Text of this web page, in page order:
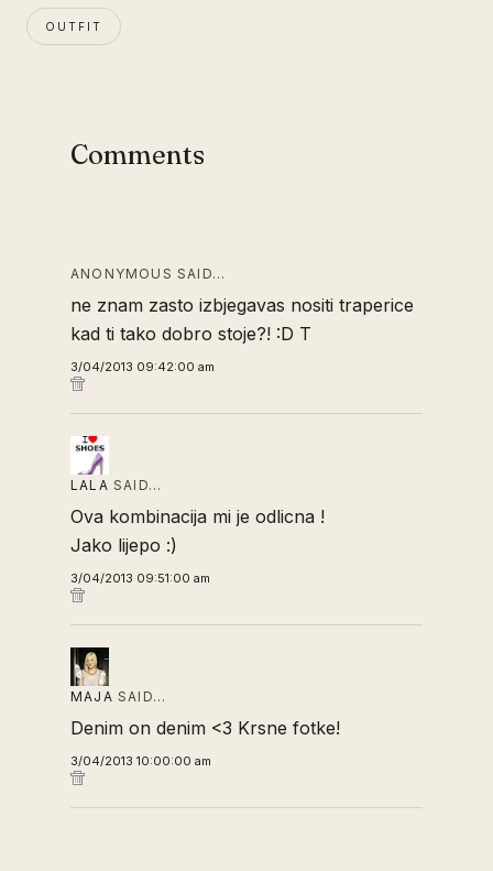
OUTFIT
Comments
ANONYMOUS SAID…
ne znam zasto izbjegavas nositi traperice
kad ti tako dobro stoje?! :D T
3/04/2013 09:42:00 am
LALA SAID…
Ova kombinacija mi je odlicna !
Jako lijepo :)
3/04/2013 09:51:00 am
MAJA SAID…
Denim on denim <3 Krsne fotke!
3/04/2013 10:00:00 am